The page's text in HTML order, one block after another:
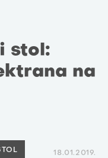
stol:
na
18.01.2019.